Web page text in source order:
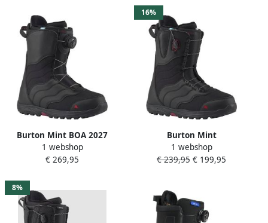
Burton Mint BOA 2027
Snowboard Schoenen zwart
1 webshop
€ 269,95
16%
Burton Mint
Snowboardschoen Dames
Zwart Donkergrijs
1 webshop
€ 239,95 € 199,95
8%